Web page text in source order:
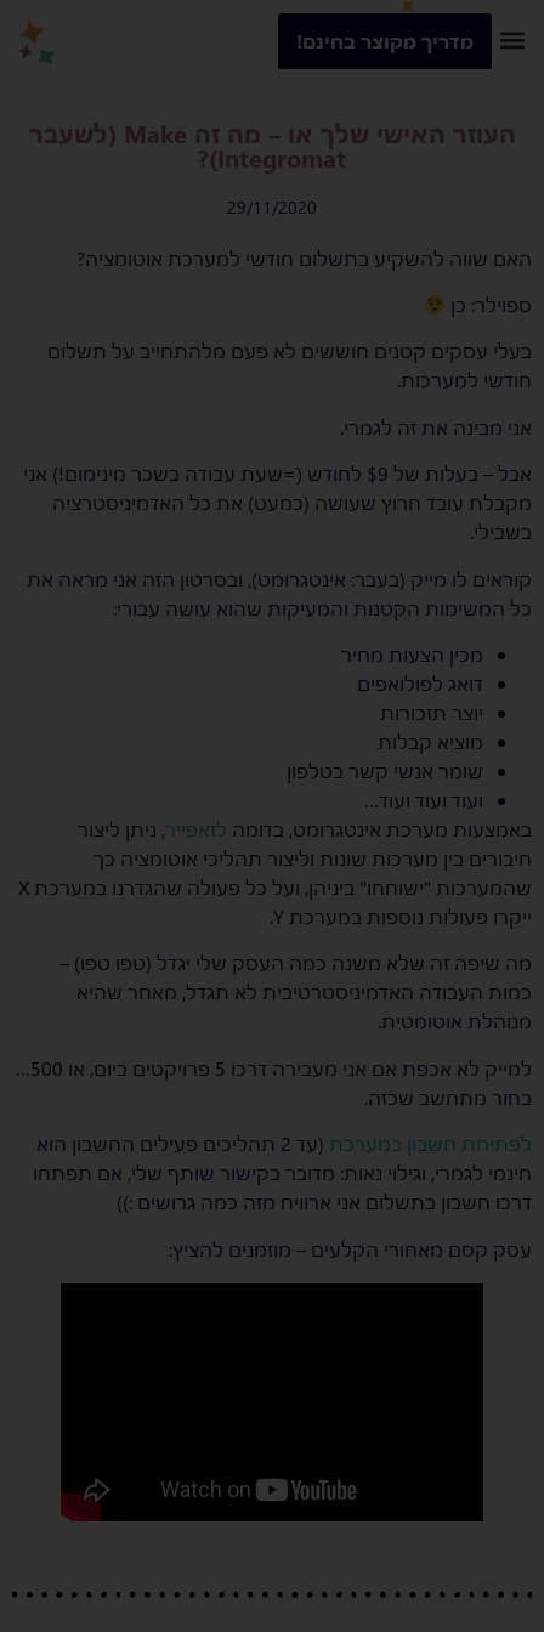
מדריך מקוצר בחינם!
העוזר האישי שלך או – מה זה Make (לשעבר
Integromat)?
29/11/2020
האם שווה להשקיע בתשלום חודשי למערכת אוטומציה?
ספוילר: כן
בעלי עסקים קטנים חוששים לא פעם מלהתחייב על תשלום
חודשי למערכות.
אני מבינה את זה לגמרי.
אבל – בעלות של $9 לחודש (=שעת עבודה בשכר מינימום!) אני
מקבלת עובד חרוץ שעושה (כמעט) את כל האדמיניסטרציה
בשבילי.
קוראים לו מייק (בעבר: אינטגרומט), ובסרטון הזה אני מראה את
כל המשימות הקטנות והמעיקות שהוא עושה עבורי:
מכין הצעות מחיר
דואג לפולואפים
יוצר תזכורות
מוציא קבלות
שומר אנשי קשר בטלפון
ועוד ועוד ועוד…
באמצעות מערכת אינטגרומט, בדומה לזאפייר, ניתן ליצור
חיבורים בין מערכות שונות וליצור תהליכי אוטומציה כך
שהמערכות "ישוחחו" ביניהן, ועל כל פעולה שהגדרנו במערכת X
ייקרו פעולות נוספות במערכת Y.
מה שיפה זה שלא משנה כמה העסק שלי יגדל (טפו טפו) –
כמות העבודה האדמיניסטרטיבית לא תגדל, מאחר שהיא
מנוהלת אוטומטית.
למייק לא אכפת אם אני מעבירה דרכו 5 פרויקטים ביום, או 500…
בחור מתחשב שכזה.
לפתיחת חשבון במערכת
(עד 2 תהליכים פעילים החשבון הוא
חינמי לגמרי, וגילוי נאות: מדובר בקישור שותף שלי, אם תפתחו
דרכו חשבון בתשלום אני ארוויח מזה כמה גרושים :))
עסק קסם מאחורי הקלעים – מוזמנים להציץ: